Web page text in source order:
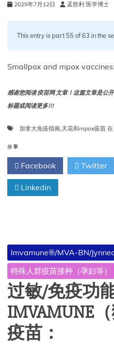
2025年7月12日 孟胜利 医学博士
This entry is part 55 of 63 in the
Smallpox and mpox
感谢您阅读 疫苗网 文章！这篇文章是公
标题或阅读更多!!!
加拿大免疫指南,天花和mpox疫苗 在
分享
Facebook Twitter
Linkedin
Imvamune®/MVA-BN/
特殊人群疫苗接种（孕妇等）
过敏/免疫功
IMVAMUNE
疫苗：